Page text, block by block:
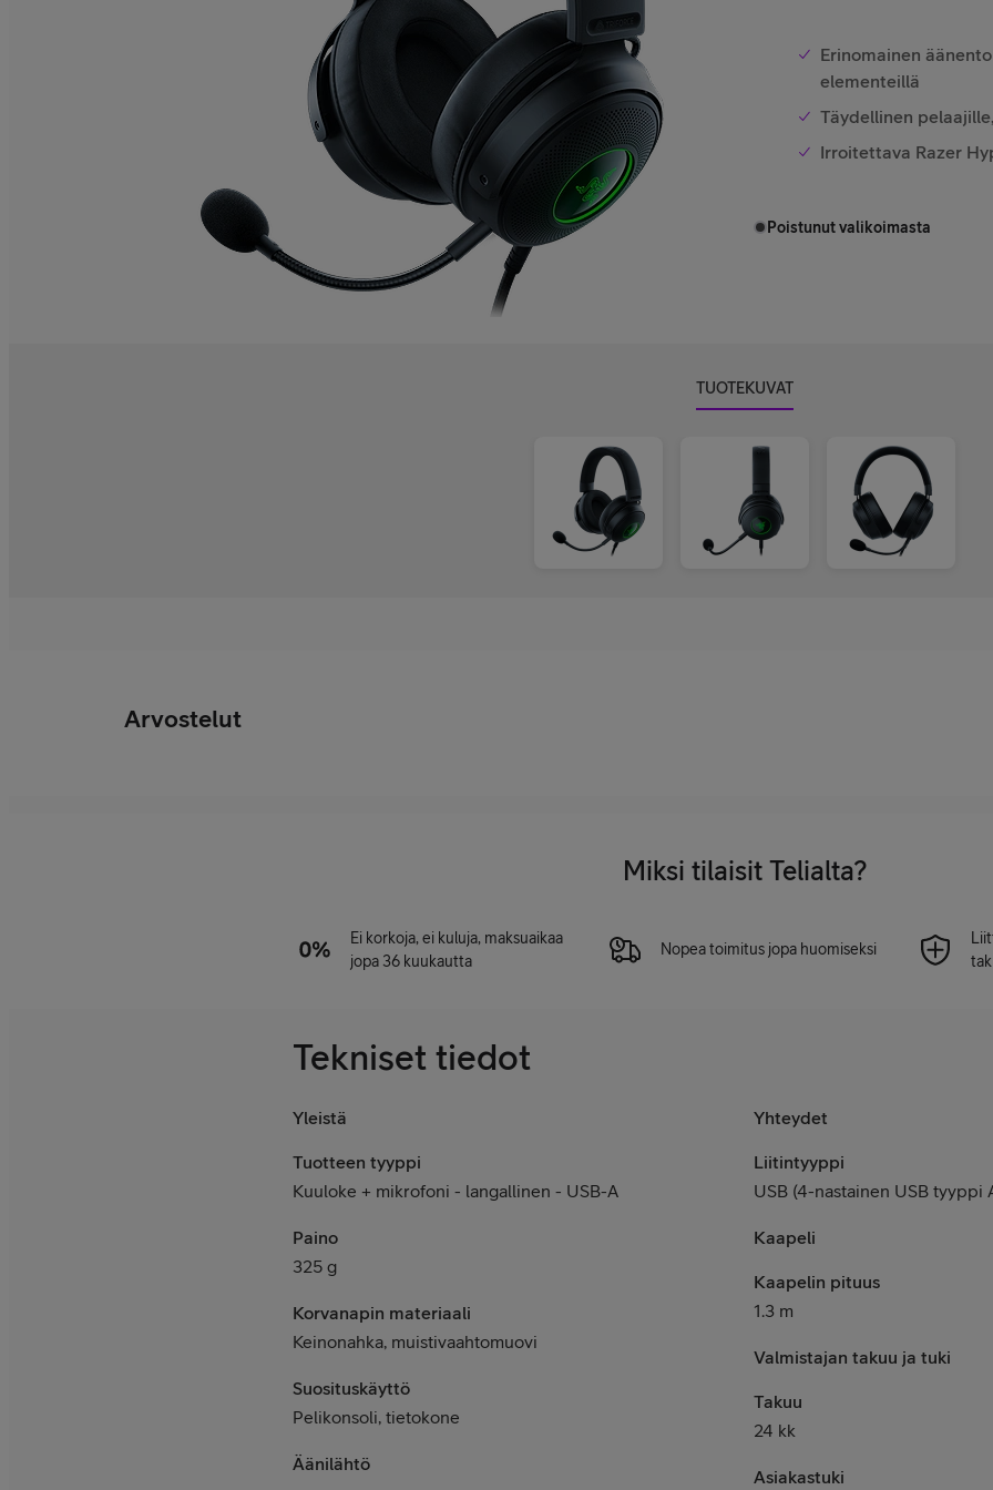
Erinomainen
elementeillä
Täydellinen
Irroitettava Razer
Poistunut valikoimasta
TUOTEKUVAT
Arvostelut
Miksi tilaisit Telialta?
Ei korkoja, ei kuluja, maksuaikaa
jopa 36 kuukautta
Nopea toimitus jopa huomiseksi
Tekniset tiedot
Yleistä
Tuotteen tyyppi
Kuuloke + mikrofoni - langallinen - USB-A
Paino
325 g
Korvanapin materiaali
Keinonahka, muistivaahtomuovi
Suosituskäyttö
Pelikonsoli, tietokone
Äänilähtö
Yhteydet
Liitintyyppi
USB (4-nastainen USB tyyppi
Kaapeli
Kaapelin pituus
1.3 m
Valmistajan takuu ja tuki
Takuu
24 kk
Asiakastuki